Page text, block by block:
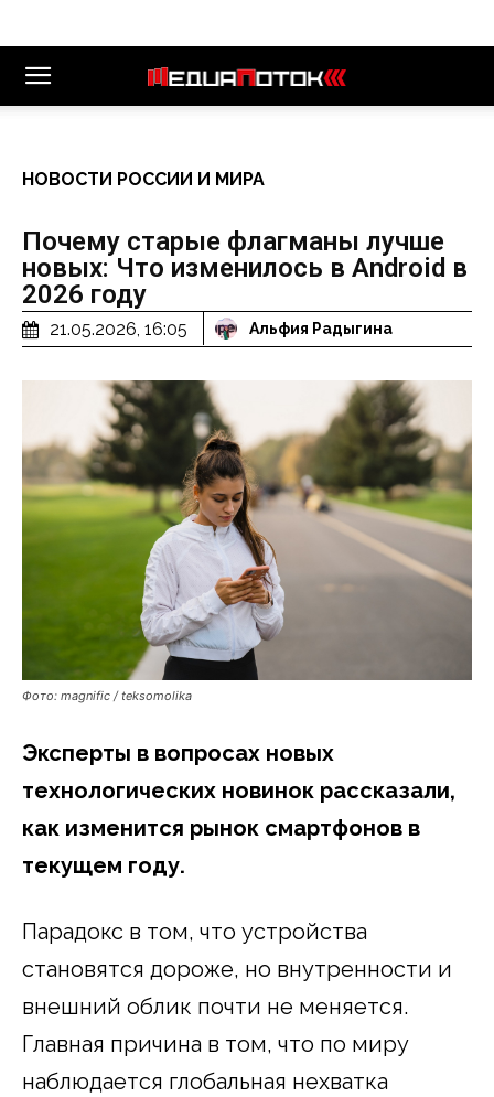
НОВОСТИ РОССИИ И МИРА
Почему старые флагманы лучше
новых: Что изменилось в Android в
2026 году
21.05.2026, 16:05 Альфия Радыгина
Фото: magnific / teksomolika
Эксперты в вопросах новых
технологических новинок рассказали,
как изменится рынок смартфонов в
текущем году.
Парадокс в том, что устройства
становятся дороже, но внутренности и
внешний облик почти не меняется.
Главная причина в том, что по миру
наблюдается глобальная нехватка